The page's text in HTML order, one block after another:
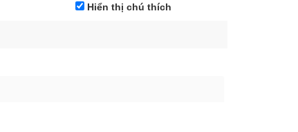
Hiển thị chú thích